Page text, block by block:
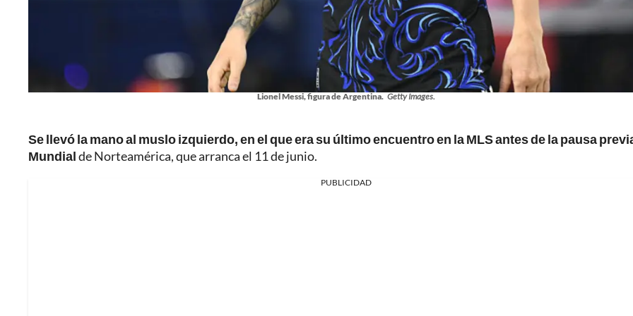
Lionel Messi, figura de Argentina. Getty Images.
Se llevó la mano al muslo izquierdo, en el que era su último encuentro en la MLS antes de la pausa
Mundialde Norteamérica, que arranca el 11 de junio.
PUBLICIDAD